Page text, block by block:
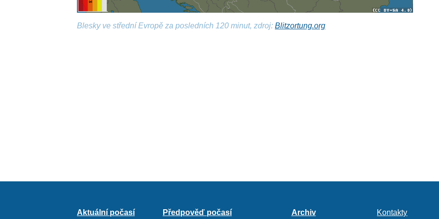
Blesky ve střední Evropě za posledních 120 minut, zdroj:Blitzortung.org
Aktuální počasí Předpověď počasí Archiv Kontakty